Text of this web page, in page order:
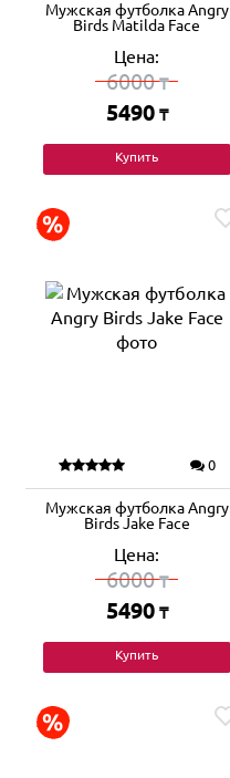
Мужская футболка Angry
Birds Matilda Face
Цена:
6000₸
5490 ₸
Купить
0
Мужская футболка Angry
Birds Jake Face
Цена:
6000₸
5490 ₸
Купить